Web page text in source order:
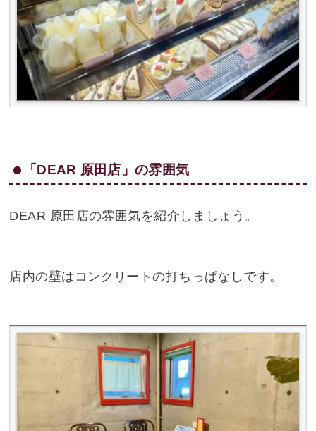
「DEAR 原田店」の雰囲気
DEAR 原田店の雰囲気を紹介しましょう。
店内の壁はコンクリートの打ちっぱなしです。